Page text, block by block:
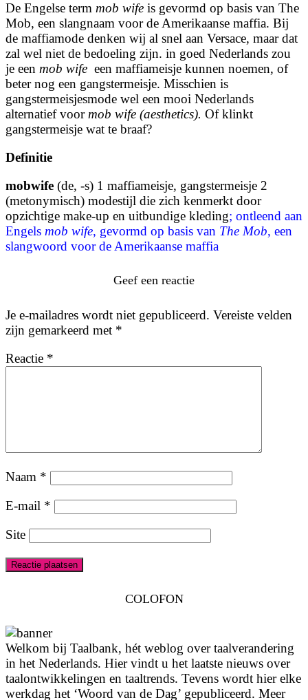
De Engelse term mob wife is gevormd op basis van The
Mob, een slangnaam voor de Amerikaanse maffia. Bij
de maffiamode denken wij al snel aan Versace, maar dat
zal wel niet de bedoeling zijn. in goed Nederlands zou
je een mob wife een maffiameisje kunnen noemen, of
beter nog een gangstermeisje. Misschien is
gangstermeisjesmode wel een mooi Nederlands
alternatief voor mob wife (aesthetics). Of klinkt
gangstermeisje wat te braaf?
Definitie
mobwife (de, -s) 1 maffiameisje, gangstermeisje 2
(metonymisch) modestijl die zich kenmerkt door
opzichtige make-up en uitbundige kleding; ontleend aan
Engels mob wife, gevormd op basis van The Mob, een
slangwoord voor de Amerikaanse maffia
Geef een reactie
Je e-mailadres wordt niet gepubliceerd. Vereiste velden
zijn gemarkeerd met *
Reactie *
Naam *
E-mail *
Site
COLOFON
Welkom bij Taalbank, hét weblog over taalverandering
in het Nederlands. Hier vindt u het laatste nieuws over
taalontwikkelingen en taaltrends. Tevens wordt hier elke
werkdag het ‘Woord van de Dag’ gepubliceerd. Meer